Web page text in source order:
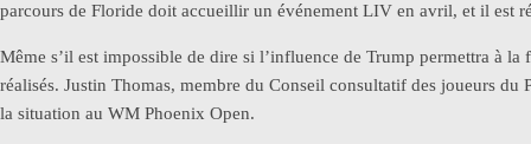
parcours de Floride doit accueillir un événement LIV en avril, et il est
Même s’il est impossible de dire si l’influence de Trump permettra à
réalisés. Justin Thomas, membre du Conseil consultatif des joueurs
la situation au WM Phoenix Open.